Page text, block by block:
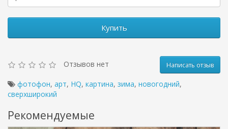
Купить
Отзывов нет Написать отзыв
фотофон, арт, HQ, картина, зима, новогодний,
сверхширокий
Рекомендуемые